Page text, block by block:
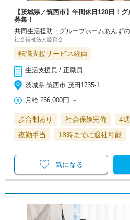
【茨城県／筑西市】年間休日120日！
募集！
共同生活援助・グループホームあんず
社会福祉法人慶育会
転職支援サービス経由
生活支援員 / 正職員
茨城県 筑西市 茂田1735-1
月給 256,000円 ～
歩合制あり 社会保険完備 4
夜勤手当
18時までに退社可能
気になる